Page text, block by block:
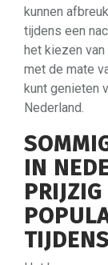
kunnen
tijdens een
het kiezen
met de mate
kunt genieten
Nederland.
IN